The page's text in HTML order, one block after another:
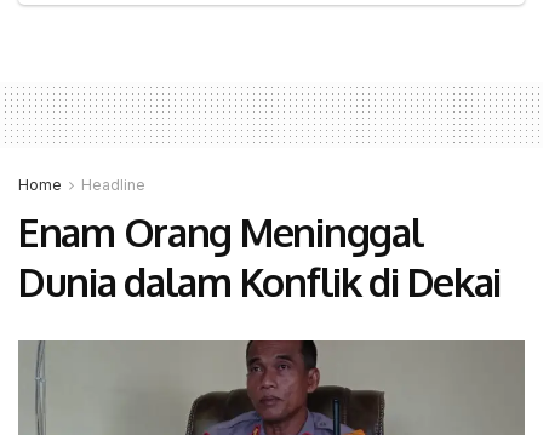
Home Headline
Enam Orang Meninggal
Dunia dalam Konflik di Dekai